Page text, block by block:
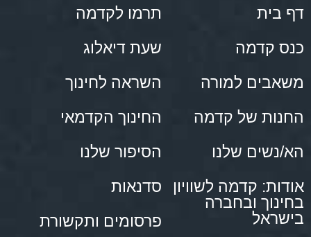
דף בית
תרמו לקדמה
כנס קדמה
שעת דיאלוג
משאבים למורה
השראה לחינוך
החנות של קדמה
החינוך הקדמאי
הא/נשים שלנו
הסיפור שלנו
אודות: קדמה לשוויון
בחינוך ובחברה
בישראל
סדנאות
פרסומים ותקשורת